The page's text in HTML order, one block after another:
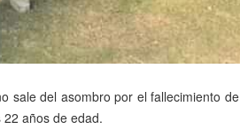
sale del asombro por el fallecimiento de
años de edad.